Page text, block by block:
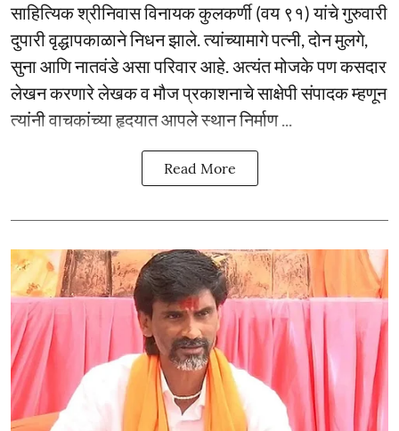
साहित्यिक श्रीनिवास विनायक कुलकर्णी (वय ९१) यांचे गुरुवारी
दुपारी वृद्धापकाळाने निधन झाले. त्यांच्यामागे पत्नी, दोन मुलगे,
सुना आणि नातवंडे असा परिवार आहे. अत्यंत मोजके पण कसदार
लेखन करणारे लेखक व मौज प्रकाशनाचे साक्षेपी संपादक म्हणून
त्यांनी वाचकांच्या हृदयात आपले स्थान निर्माण ...
Read More